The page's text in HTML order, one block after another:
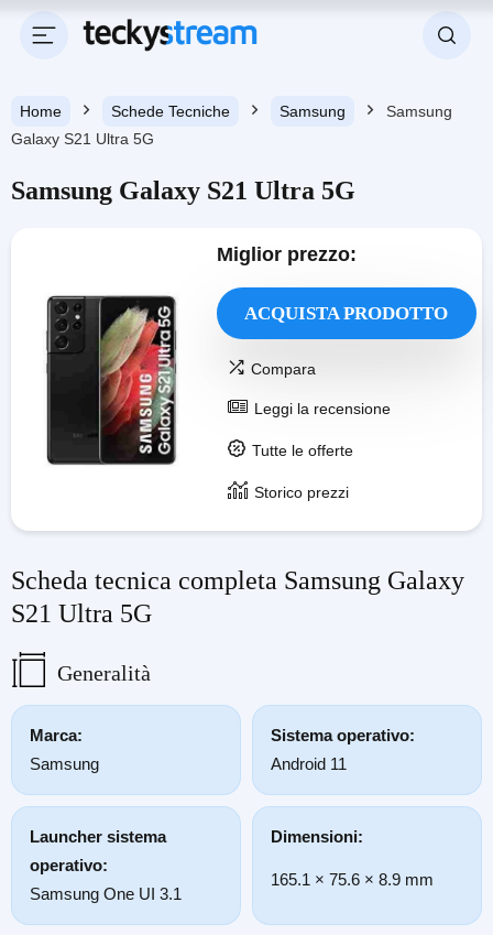
O
Home Schede Tecniche Samsung
Samsung
Galaxy S21 Ultra 5G
Samsung Galaxy S21 Ultra 5G
Miglior prezzo:
ACQUISTA PRODOTTO
Compara
Leggi la recensione
Tutte le offerte
Storico prezzi
Scheda tecnica completa Samsung Galaxy
S21 Ultra 5G
Generalità
Marca:
Samsung
Sistema operativo:
Android 11
Launcher sistema
operativo:
Samsung One UI 3.1
Dimensioni:
165.1 × 75.6 × 8.9 mm